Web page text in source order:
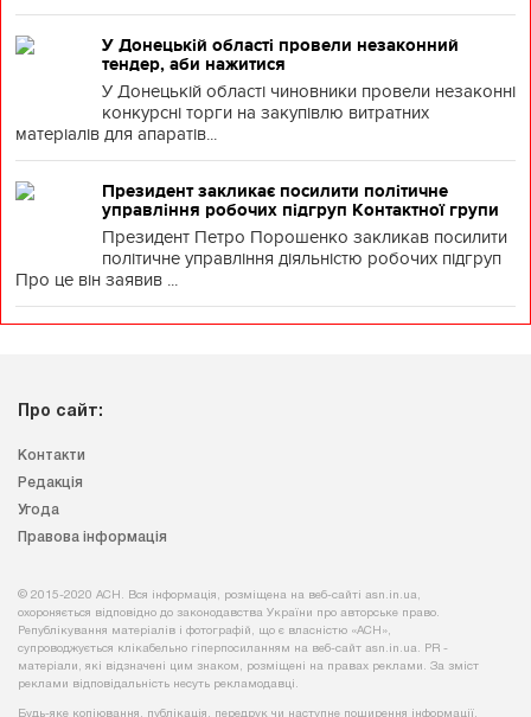
У Донецькій області провели незаконний
тендер, аби нажитися
У Донецькій області чиновники провели незаконні
конкурсні торги на закупівлю витратних
матеріалів для апаратів...
Президент закликає посилити політичне
управління робочих підгруп Контактної групи
Президент Петро Порошенко закликав посилити
політичне управління діяльністю робочих підгруп
Про це він заявив ...
Про сайт:
Контакти
Редакція
Угода
Правова інформація
© 2015-2020 АСН. Вся інформація, розміщена на веб-сайті asn.in.ua,
охороняється відповідно до законодавства України про авторське право.
Републікування матеріалів і фотографій, що є власністю «АСН»,
супроводжується клікабельно гіперпосиланням на веб-сайт asn.іn.ua. PR -
матеріали, які відзначені цим знаком, розміщені на правах реклами. За зміст
реклами відповідальність несуть рекламодавці.
Будь-яке копiювання, публiкацiя, передрук чи наступне поширення iнформацiї,